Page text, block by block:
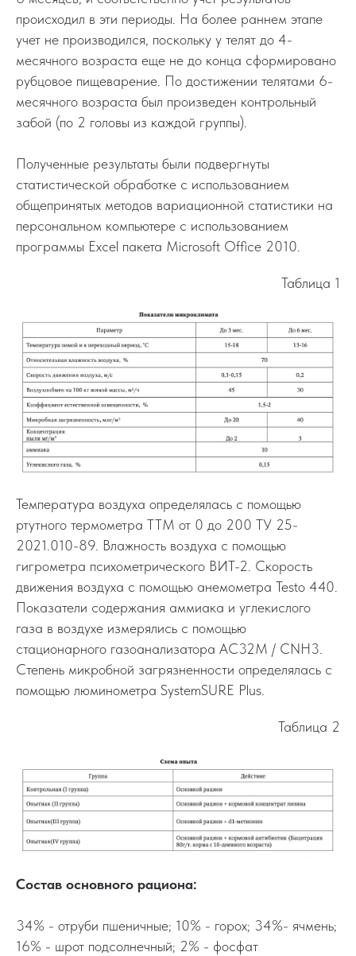
происходил в эти периоды. На более раннем этапе
учет не производился, поскольку у телят до 4-
месячного возраста еще не до конца сформировано
рубцовое пищеварение. По достижении телятами 6-
месячного возраста был произведен контрольный
забой (по 2 головы из каждой группы).
Полученные результаты были подвергнуты
статистической обработке с использованием
общепринятых методов вариационной статистики на
персональном компьютере с использованием
программы Excel пакета Microsoft Office 2010.
Таблица 1
Температура воздуха определялась с помощью
ртутного термометра ТТМ от 0 до 200 ТУ 25-
2021.010-89. Влажность воздуха с помощью
гигрометра психометрического ВИТ-2. Скорость
движения воздуха с помощью анемометра Testo 440.
Показатели содержания аммиака и углекислого
газа в воздухе измерялись с помощью
стационарного газоанализатора АС32М / СNН3.
Степень микробной загрязненности определялась с
помощью люминометра SystemSURE Plus.
Таблица 2
Состав основного рациона:
34% - отруби пшеничные; 10% - горох; 34%- ячмень;
16% - шрот подсолнечный; 2% - фосфат